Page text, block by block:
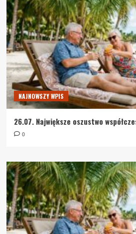
NAJNOWSZY WPIS
26.07. Największe oszustwo
0